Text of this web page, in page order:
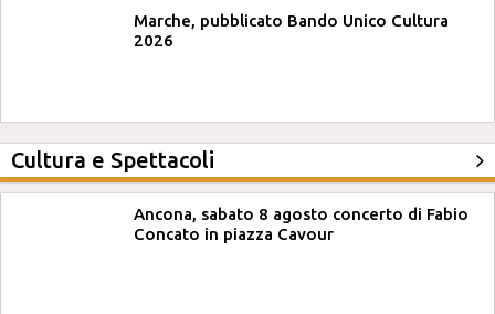
Marche, pubblicato Bando Unico Cultura
2026
Cultura e Spettacoli
Ancona, sabato 8 agosto concerto di Fabio
Concato in piazza Cavour